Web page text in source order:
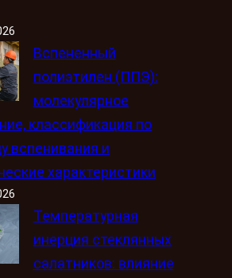
Вспененный
полиэтилен (ППЭ):
молекулярное
классификация по
вспенивания и
характеристики
Температурная
инерция стеклянных
салатников: влияние